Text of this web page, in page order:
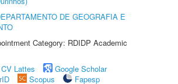
DE GEOGRAFIA E
Category: RDIDP Academic
CV Lattes
Google Scholar
Scopus
Fapesp